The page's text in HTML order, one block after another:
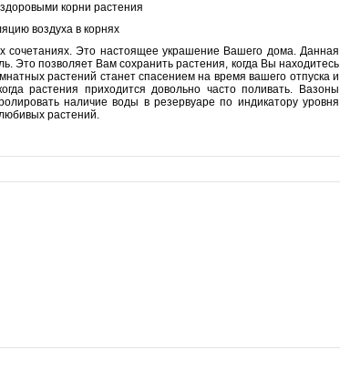
корни растения
воздуха в корнях
сочетаниях. Это настоящее украшение Вашего дома. Данная
Это позволяет Вам сохранить растения, когда Вы находитесь
растений станет спасением на время вашего отпуска и
растения приходится довольно часто поливать. Вазоны
наличие воды в резервуаре по индикатору уровня
растений.